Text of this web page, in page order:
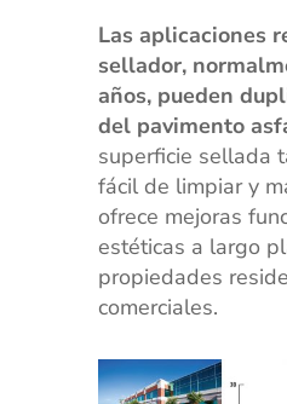
Las aplicaciones
sellador,
años, pueden
del pavimento
superficie sellada
fácil de limpiar y
ofrece mejoras
estéticas a largo
propiedades
comerciales.